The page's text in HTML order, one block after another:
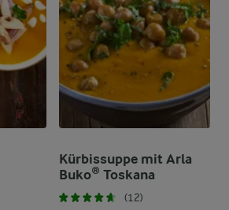
Kürbissuppe mit Arla
Buko® Toskana
(12)